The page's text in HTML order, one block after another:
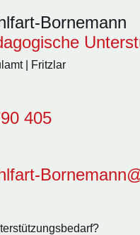
Bornemann
| Fritzlar
405